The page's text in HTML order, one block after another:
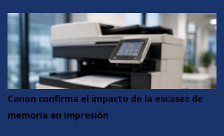
Canon confirma el impacto de la escasez de
memoria en impresión